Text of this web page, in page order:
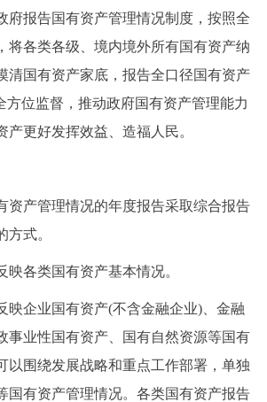
十六区概览 人文北京
图说北京 视频北京
FRANÇAIS РУССКИЙ ЯЗЫК
العربية PORTUGUÊS
府报告国有资产管理情况制度，按照全
将各类各级、境内境外所有国有资产纳
清国有资产家底，报告全口径国有资产
方位监督，推动政府国有资产管理能力
产更好发挥效益、造福人民。
产管理情况的年度报告采取综合报告
方式。
各类国有资产基本情况。
企业国有资产(不含金融企业)、金融
事业性国有资产、国有自然资源等国有
以围绕发展战略和重点工作部署，单独
国有资产管理情况。各类国有资产报告